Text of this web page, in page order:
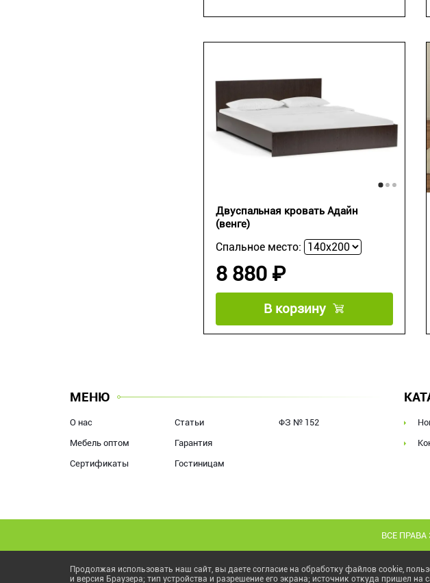
Двуспальная кровать Адайн
(венге)
Спальное место:
8 880 ₽
В корзину
МЕНЮ
О нас
Мебель оптом
Сертификаты
Статьи
Гарантия
Гостиницам
ФЗ № 152
ВСЕ
Продолжая использовать наш сайт, вы даете согласие на обработку файлов cookie,
и версия Браузера; тип устройства и разрешение его экрана; источник откуда пришел